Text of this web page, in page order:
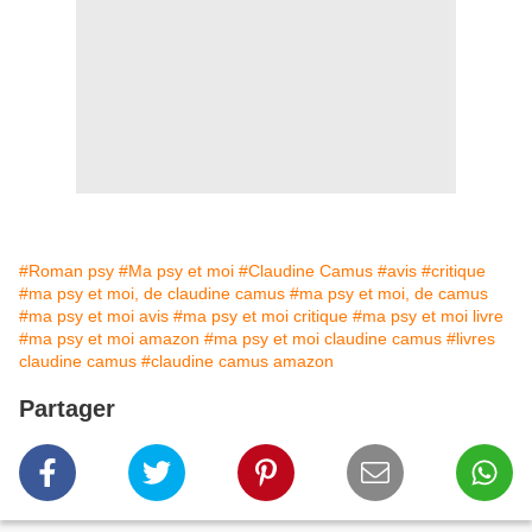
#Roman psy #Ma psy et moi #Claudine Camus #avis #critique
#ma psy et moi, de claudine camus #ma psy et moi, de camus
#ma psy et moi avis #ma psy et moi critique #ma psy et moi livre
#ma psy et moi amazon #ma psy et moi claudine camus #livres
claudine camus #claudine camus amazon
Partager